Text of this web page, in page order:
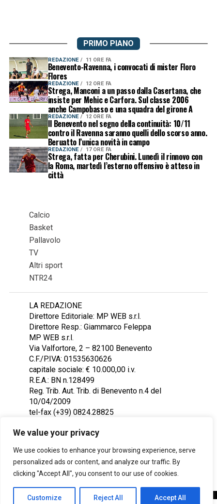
We value your privacy
We use cookies to enhance your browsing experience, serve
personalized ads or content, and analyze our traffic. By
clicking "Accept All", you consent to our use of cookies.
Customize Reject All Accept All
PRIMO PIANO
REDAZIONE 11 ORE FA
Benevento-Ravenna, i convocati di mister Floro
Flores
REDAZIONE 12 ORE FA
Strega, Manconi a un passo dalla Casertana, che
insiste per Mehic e Carfora. Sul classe 2006
anche Campobasso e una squadra del girone A
REDAZIONE 12 ORE FA
Il Benevento nel segno della continuità: 10/11
contro il Ravenna saranno quelli dello scorso anno.
Beruatto l’unica novità in campo
REDAZIONE 17 ORE FA
Strega, fatta per Cherubini. Lunedì il rinnovo con
la Roma, martedì l’esterno offensivo è atteso in
città
Calcio
Basket
Pallavolo
TV
Altri sport
NTR24
LA REDAZIONE
Direttore Editoriale: MP WEB s.r.l.
Direttore Resp.: Giammarco Feleppa
MP WEB s.r.l.
Via Valfortore, 2 – 82100 Benevento
C.F./P.IVA: 01535630626
capitale sociale: € 10.000,00 i.v.
R.E.A.: BN n.128499
Reg. Trib. Aut. Trib. di Benevento n.4 del
10/04/2009
tel-fax (+39) 0824.28825